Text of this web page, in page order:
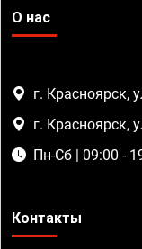
О нас
г. Красноярск,
г. Красноярск,
Пн-Сб | 09:00 -
Контакты